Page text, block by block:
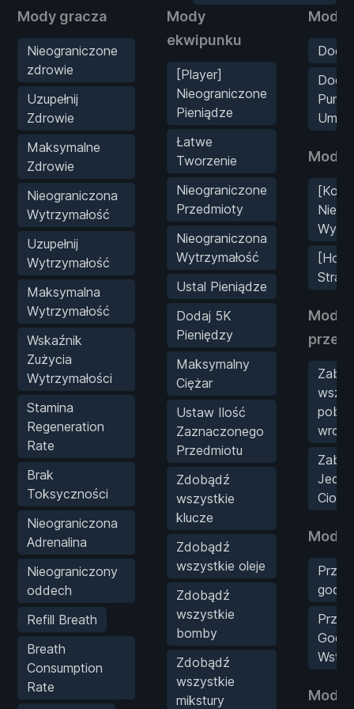
Mody gracza
Nieograniczone
zdrowie
Uzupełnij
Zdrowie
Maksymalne
Zdrowie
Nieograniczona
Wytrzymałość
Uzupełnij
Wytrzymałość
Maksymalna
Wytrzymałość
Wskaźnik
Zużycia
Wytrzymałości
Stamina
Regeneration
Rate
Brak
Toksyczności
Nieograniczona
Adrenalina
Nieograniczony
oddech
Refill Breath
Breath
Consumption
Rate
Mody
ekwipunku
[Player]
Nieograniczone
Pieniądze
Łatwe
Tworzenie
Nieograniczone
Przedmioty
Nieograniczona
Wytrzymałość
Ustal Pieniądze
Dodaj 5K
Pieniędzy
Maksymalny
Ciężar
Ustaw Ilość
Zaznaczonego
Przedmiotu
Zdobądź
wszystkie
klucze
Zdobądź
wszystkie oleje
Zdobądź
wszystkie
bomby
Zdobądź
wszystkie
mikstury
Mody
Mody
[Koń]
Mody
Zabij
Mody
Mody